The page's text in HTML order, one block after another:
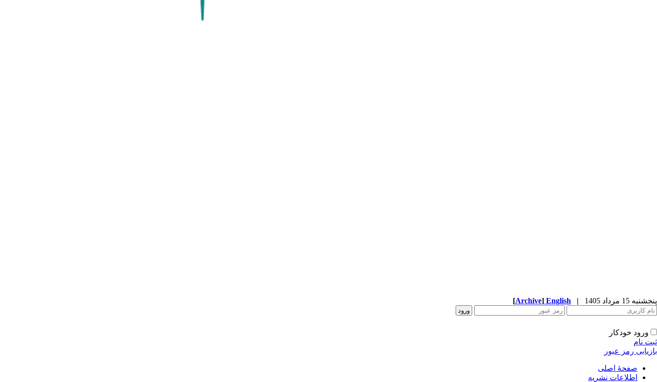
پنجشنبه 15 مرداد 1405 |
English
[Archive]
ورود خودکار
ثبت نام
بازیابی رمز عبور
صفحۀ اصلی
اطلاعات نشریه